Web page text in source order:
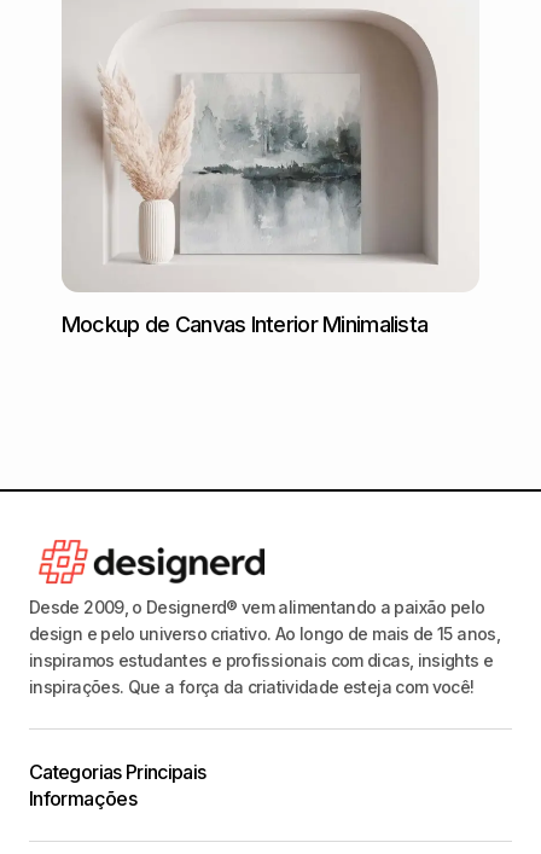
Mockup de Canvas Interior Minimalista
Desde 2009, o Designerd® vem alimentando a paixão pelo
design e pelo universo criativo. Ao longo de mais de 15 anos,
inspiramos estudantes e profissionais com dicas, insights e
inspirações. Que a força da criatividade esteja com você!
Categorias Principais
Informações